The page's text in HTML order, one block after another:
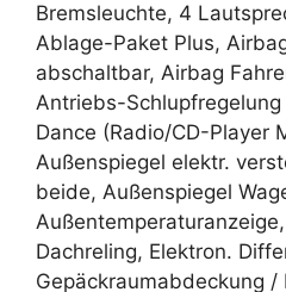
Bremsleuchte, 4
Ablage-Paket Plus,
abschaltbar, Airbag
Antriebs-
Dance (Radio/CD-Player
Außenspiegel elektr.
beide, Außenspiegel
Dachreling, Elektron.
Gepäckraumabdeckung /